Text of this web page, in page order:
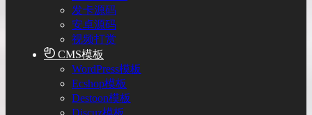
发卡源码
安卓源码
视频打赏
CMS模板
WordPress模板
Ecshop模板
Destoon模板